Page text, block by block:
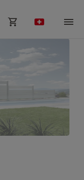
shopping_cart